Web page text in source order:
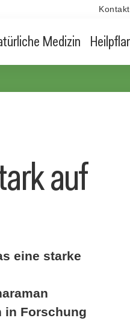
Kontakt
Medizin
auf
eine starke
in Forschung